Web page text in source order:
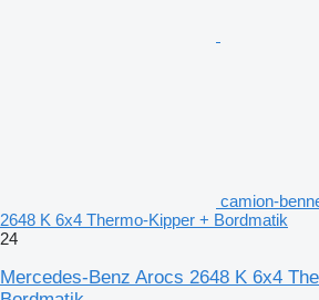
camion-
2648 K 6x4 Thermo-Kipper + Bordmatik
24
Mercedes-Benz Arocs 2648 K 6x4